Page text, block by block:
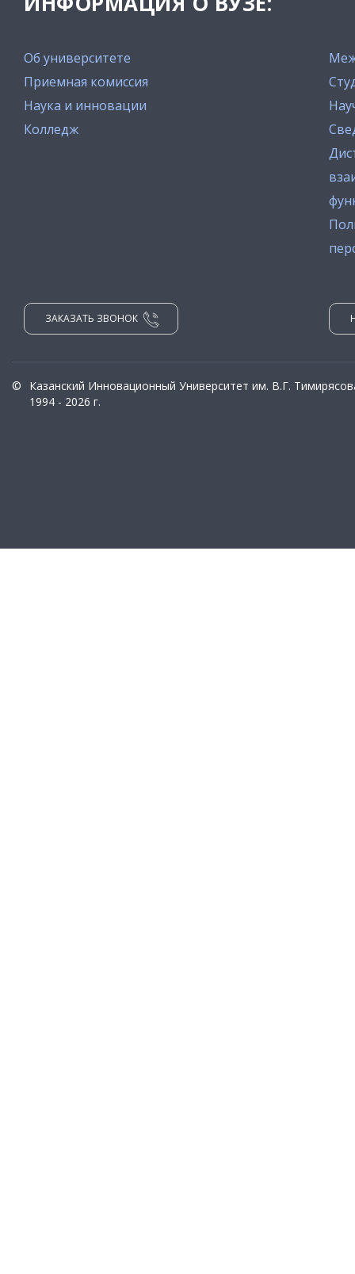
Об университете
Приемная комиссия
Наука и инновации
Колледж
ЗАКАЗАТЬ ЗВОНОК
©
Казанский Инновационный Университет им. В.Г.
1994 - 2026 г.